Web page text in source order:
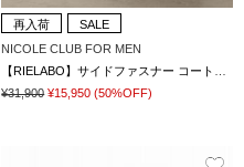
再入荷
SALE
NICOLE CLUB FOR MEN
¥31,900 ¥15,950 (50%OFF)